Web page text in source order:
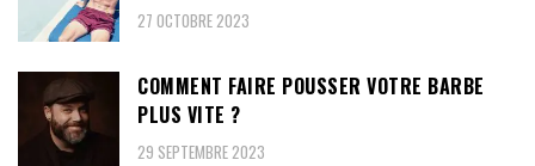
27 OCTOBRE 2023
COMMENT FAIRE POUSSER VOTRE BARBE
PLUS VITE ?
29 SEPTEMBRE 2023